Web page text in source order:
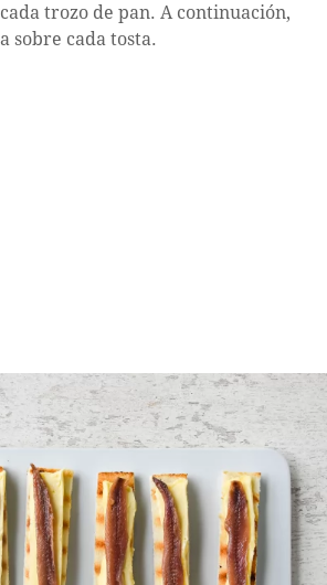
trozo de pan. A continuación,
sobre cada tosta.